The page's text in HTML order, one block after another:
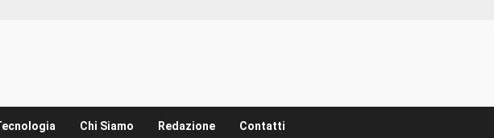
Chi Siamo Redazione Contatti